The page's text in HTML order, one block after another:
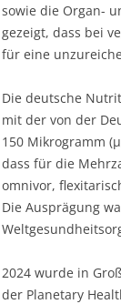
sowie die Organ-
gezeigt, dass bei
für eine
Die deutsche
mit der von der
150 Mikrogramm
dass für die
omnivor,
Die Ausprägung
2024 wurde in
der Planetary